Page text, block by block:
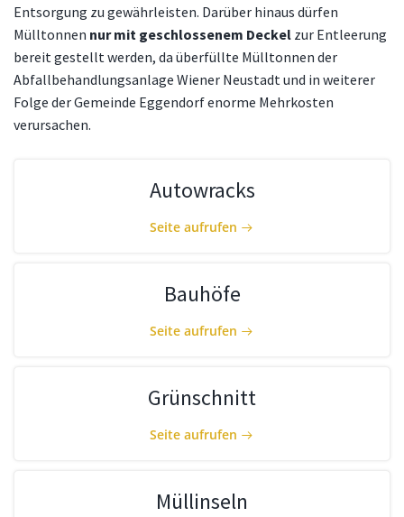
Entsorgung zu gewährleisten. Darüber hinaus dürfen
Mülltonnen nur mit geschlossenem Deckel zur Entleerung
bereit gestellt werden, da überfüllte Mülltonnen der
Abfallbehandlungsanlage Wiener Neustadt und in weiterer
Folge der Gemeinde Eggendorf enorme Mehrkosten
verursachen.
Autowracks
Seite aufrufen
Bauhöfe
Seite aufrufen
Grünschnitt
Seite aufrufen
Müllinseln